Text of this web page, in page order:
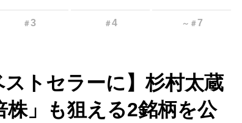
＃3 ＃4 ～ ＃7
ストセラーに】杉村太蔵
株」も狙える2銘柄を公